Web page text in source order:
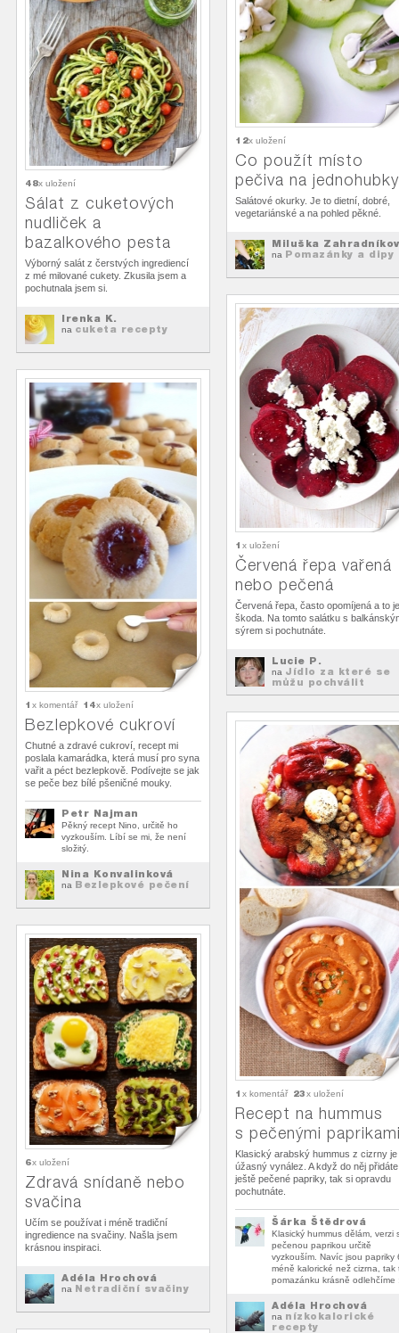
48x uložení
Sálat z cuketových
nudliček a
bazalkového pesta
Výborný salát z čerstvých ingrediencí
z mé milované cukety. Zkusila jsem a
pochutnala jsem si.
Irenka K.
na cuketa recepty
12x uložení
Co použít místo
pečiva na
Salátové okurky. Je to dietní, dobré,
vegetariánské a na pohled pěkné.
Miluška
na Pomazánky a dipy
1 x uložení
Červená řepa vařená
nebo pečená
Červená řepa, často opomíjená a to je
škoda. Na tomto salátku s
sýrem si pochutnáte.
Lucie P.
na Jídlo za které se
můžu pochválit
1 x komentář 14x uložení
Bezlepkové cukroví
Chutné a zdravé cukroví, recept mi
poslala kamarádka, která musí pro syna
vařit a péct bezlepkově. Podívejte se jak
se peče bez bílé pšeničné mouky.
Petr Najman
Pěkný recept Nino, určitě ho
vyzkouším. Líbí se mi, že není
složitý.
Nina Konvalinková
na Bezlepkové pečení
1 x komentář 23x uložení
Recept na hummus
s pečenými
Klasický arabský hummus z cizrny je
úžasný vynález. A když do něj přidáte
ještě pečené papriky, tak si opravdu
pochutnáte.
Šárka Štědrová
Klasický hummus dělám, verzi
pečenou paprikou určitě
vyzkouším. Navíc jsou papriky
méně kalorické než cizrna, tak
pomazánku krásně odlehčíme
Adéla Hrochová
na nízkokalorické
recepty
6x uložení
Zdravá snídaně nebo
svačina
Učím se používat i méně tradiční
ingredience na svačiny. Našla jsem
krásnou inspiraci.
Adéla Hrochová
na Netradiční svačiny